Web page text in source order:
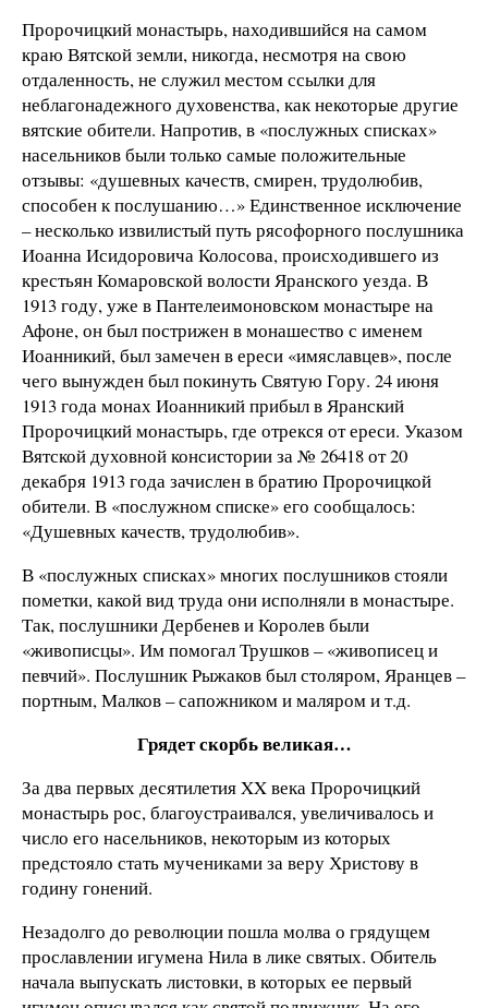
Пророчицкий монастырь, находившийся на самом
краю Вятской земли, никогда, несмотря на свою
отдаленность, не служил местом ссылки для
неблагонадежного духовенства, как некоторые другие
вятские обители. Напротив, в «послужных списках»
насельников были только самые положительные
отзывы: «душевных качеств, смирен, трудолюбив,
способен к послушанию…» Единственное исключение
– несколько извилистый путь рясофорного послушника
Иоанна Исидоровича Колосова, происходившего из
крестьян Комаровской волости Яранского уезда. В
1913 году, уже в Пантелеимоновском монастыре на
Афоне, он был пострижен в монашество с именем
Иоанникий, был замечен в ереси «имяславцев», после
чего вынужден был покинуть Святую Гору. 24 июня
1913 года монах Иоанникий прибыл в Яранский
Пророчицкий монастырь, где отрекся от ереси. Указом
Вятской духовной консистории за № 26418 от 20
декабря 1913 года зачислен в братию Пророчицкой
обители. В «послужном списке» его сообщалось:
«Душевных качеств, трудолюбив».
В «послужных списках» многих послушников стояли
пометки, какой вид труда они исполняли в монастыре.
Так, послушники Дербенев и Королев были
«живописцы». Им помогал Трушков – «живописец и
певчий». Послушник Рыжаков был столяром, Яранцев –
портным, Малков – сапожником и маляром и т.д.
Грядет скорбь великая…
За два первых десятилетия XX века Пророчицкий
монастырь рос, благоустраивался, увеличивалось и
число его насельников, некоторым из которых
предстояло стать мучениками за веру Христову в
годину гонений.
Незадолго до революции пошла молва о грядущем
прославлении игумена Нила в лике святых. Обитель
начала выпускать листовки, в которых ее первый